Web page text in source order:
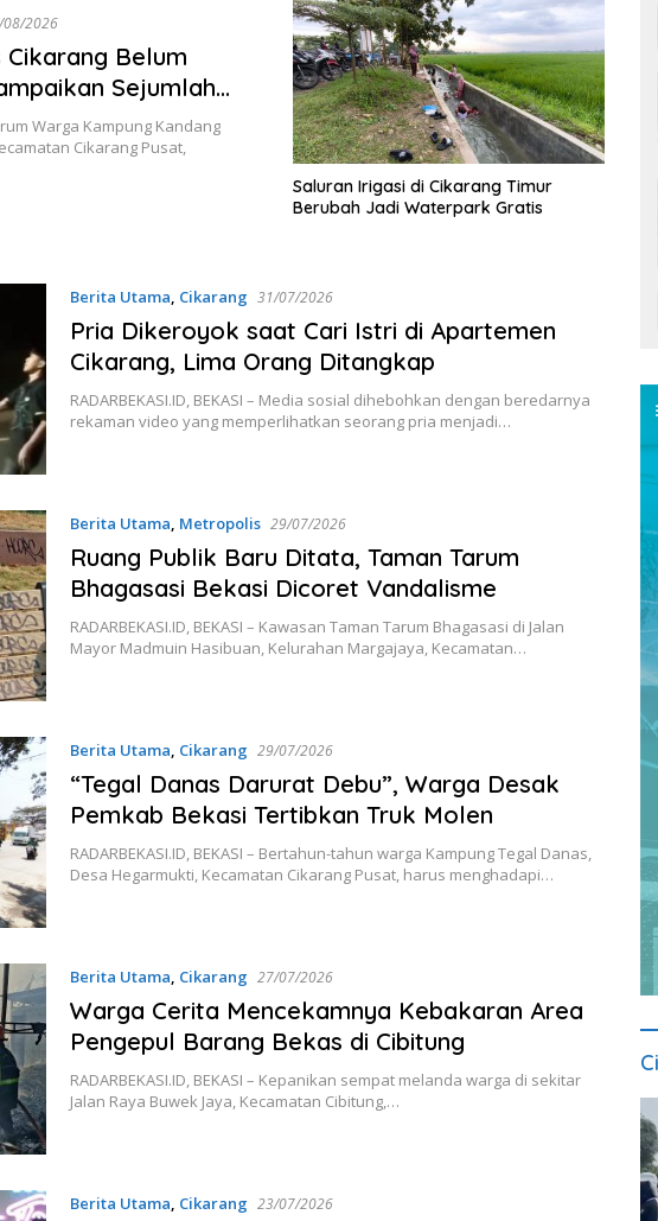
2026
Cikarang Belum
Sejumlah
Warga Kampung Kandang
Cikarang Pusat,
Saluran Irigasi di Cikarang Timur
Berubah Jadi Waterpark Gratis
Berita Utama, Cikarang 31/07/2026
Pria Dikeroyok saat Cari Istri di Apartemen
Cikarang, Lima Orang Ditangkap
RADARBEKASI.ID, BEKASI – Media sosial dihebohkan dengan beredarnya
rekaman video yang memperlihatkan seorang pria menjadi…
Berita Utama, Metropolis 29/07/2026
Ruang Publik Baru Ditata, Taman Tarum
Bhagasasi Bekasi Dicoret Vandalisme
RADARBEKASI.ID, BEKASI – Kawasan Taman Tarum Bhagasasi di Jalan
Mayor Madmuin Hasibuan, Kelurahan Margajaya, Kecamatan…
Berita Utama, Cikarang 29/07/2026
“Tegal Danas Darurat Debu”, Warga Desak
Pemkab Bekasi Tertibkan Truk Molen
RADARBEKASI.ID, BEKASI – Bertahun-tahun warga Kampung Tegal Danas,
Desa Hegarmukti, Kecamatan Cikarang Pusat, harus menghadapi…
Berita Utama, Cikarang 27/07/2026
Warga Cerita Mencekamnya Kebakaran Area
Pengepul Barang Bekas di Cibitung
RADARBEKASI.ID, BEKASI – Kepanikan sempat melanda warga di sekitar
Jalan Raya Buwek Jaya, Kecamatan Cibitung,…
Berita Utama, Cikarang 23/07/2026